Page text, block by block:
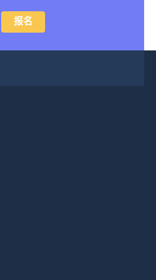
报名